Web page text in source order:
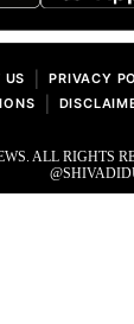
US PRIVACY
ALL RIGHTS